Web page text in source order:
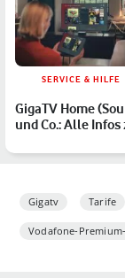
SERVICE & HILFE
GigaTV Home
und Co.: Alle Infos
Entertainment-…
Gigatv Tarife
Vodafone-